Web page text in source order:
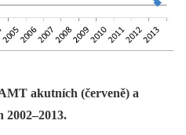
akutních (červeně) a
2002–2013.